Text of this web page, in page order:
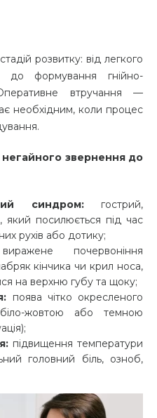
розвитку: від легкого
до формування гнійно-
втручання —
необхідним, коли процес
звернення до
синдром:гострий,
який посилюється під час
рухів або дотику;
почервоніння
кінчика чи крил носа,
на верхню губу та щоку;
поява чітко окресленого
жовтою або темною
підвищення температури
головний біль, озноб,